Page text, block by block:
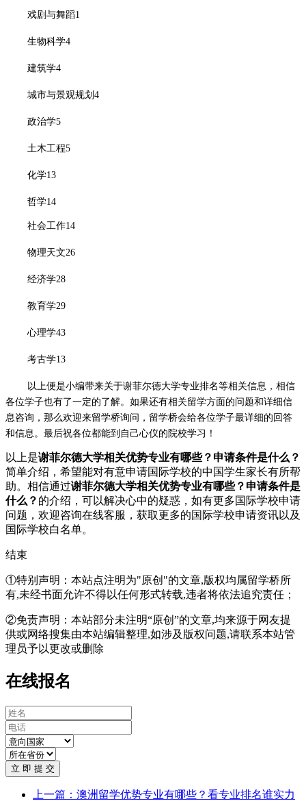
戏剧与舞蹈1
生物科学4
建筑学4
城市与景观规划 4
政治学5
土木工程5
化学13
哲学14
社会工作1 4
物理天文26
经济学28
教育学29
心理学43
考古学13
以上便是小编带来关于谢菲尔德大学专业排名等相关信息，相信
各位学子也有了一定的了解。如果还有相关留学方面的问题和详细信
息咨询，那么欢迎来留学桥询问，留学桥会给各位学子最详细的回答
和信息。最后祝各位都能到自己心仪的院校学习！
以上是谢菲尔德大学相关优势专业有哪些？申请条件是什么？
简单介绍，希望能对有意申请国际学校的中国学生家长有所帮
助。相信通过谢菲尔德大学相关优势专业有哪些？申请条件是
什么？ 的介绍，可以解决心中的疑惑，如有更多国际学校申请
问题，欢迎咨询在线客服 ，获取更多的国际学校申请资讯以及
国际学校白名单。
结束
①特别声明：本站点注明为"原创"的文章,版权均属留学桥所
有,未经书面允许不得以任何形式转载,违者将依法追究责任；
②免责声明：本站部分未注明“原创”的文章,均来源于网友提
供或网络搜集由本站编辑整理,如涉及版权问题,请联系本站管
理员予以更改或删除
在线报名
立 即 提 交
上一篇：澳洲留学优势专业有哪些？看专业排名谁实力